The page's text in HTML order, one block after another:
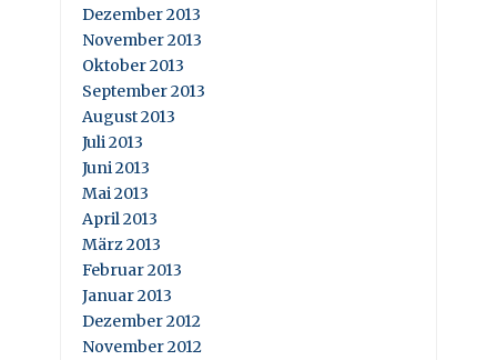
Dezember 2013
November 2013
Oktober 2013
September 2013
August 2013
Juli 2013
Juni 2013
Mai 2013
April 2013
März 2013
Februar 2013
Januar 2013
Dezember 2012
November 2012